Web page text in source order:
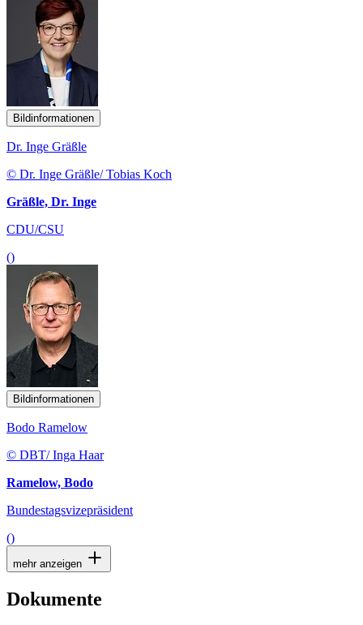
Bildinformationen
Dr. Inge Gräßle
© Dr. Inge Gräßle/ Tobias Koch
Gräßle, Dr. Inge
CDU/CSU
()
Bildinformationen
Bodo Ramelow
© DBT/ Inga Haar
Ramelow, Bodo
Bundestagsvizepräsident
()
mehr anzeigen
Dokumente